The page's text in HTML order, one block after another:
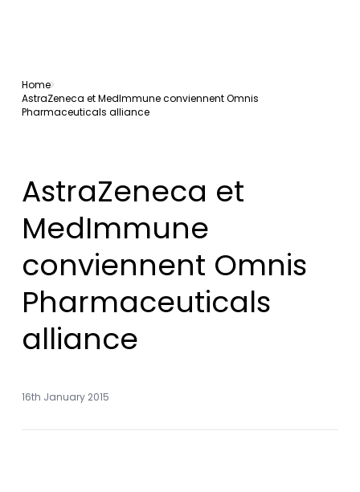
Home
AstraZeneca et MedImmune conviennent Omnis
Pharmaceuticals alliance
AstraZeneca et
MedImmune
conviennent Omnis
Pharmaceuticals
alliance
16th January 2015